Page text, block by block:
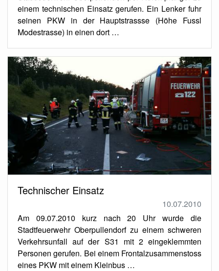
einem technischen Einsatz gerufen. Ein Lenker fuhr
seinen PKW in der Hauptstrassse (Höhe Fussl
Modestrasse) in einen dort …
Technischer Einsatz
10.07.2010
Am 09.07.2010 kurz nach 20 Uhr wurde die
Stadtfeuerwehr Oberpullendorf zu einem schweren
Verkehrsunfall auf der S31 mit 2 eingeklemmten
Personen gerufen. Bei einem Frontalzusammenstoss
eines PKW mit einem Kleinbus …